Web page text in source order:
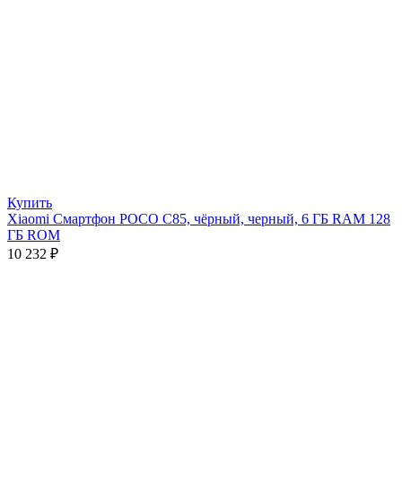
Купить
Xiaomi Смартфон POCO C85, чёрный, черный, 6 ГБ RAM 128
ГБ ROM
10 232 ₽